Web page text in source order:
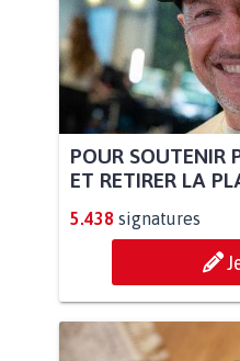
POUR SOUTENIR
ET RETIRER LA
5.438 signatures